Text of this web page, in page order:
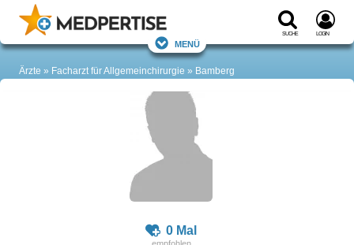
Suche Login
Menü
Ärzte Facharzt für Allgemeinchirurgie Bamberg
0 Mal